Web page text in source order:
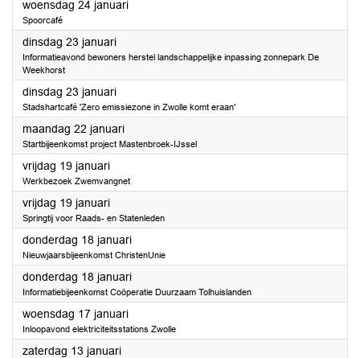
woensdag 24 januari2024
Spoorcafé
dinsdag 23 januari2024
Informatieavond bewoners herstel landschappelijke inpassing zonnepark De
Weekhorst
dinsdag 23 januari2024
Stadshartcafé 'Zero emissiezone in Zwolle komt eraan'
maandag 22 januari2024
Startbijeenkomst project Mastenbroek-IJssel
vrijdag 19 januari2024
Werkbezoek Zwemvangnet
vrijdag 19 januari2024
Springtij voor Raads- en Statenleden
donderdag 18 januari2024
Nieuwjaarsbijeenkomst ChristenUnie
donderdag 18 januari2024
Informatiebijeenkomst Coöperatie Duurzaam Tolhuislanden
woensdag 17 januari2024
Inloopavond elektriciteitsstations Zwolle
zaterdag 13 januari2024